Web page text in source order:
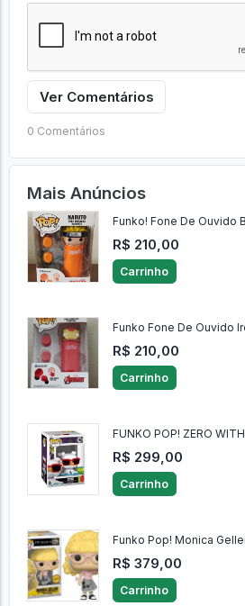
Ver Comentários
0 Comentários
Mais Anúncios
Funko! Fone De Ouvido
R$ 210,00
Carrinho
Funko Fone De Ouvido
R$ 210,00
Carrinho
FUNKO POP! ZERO
R$ 299,00
Carrinho
Funko Pop! Monica
R$ 379,00
Carrinho